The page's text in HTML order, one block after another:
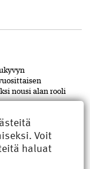
nousi alan rooli
suurimmille
Voit
haluat